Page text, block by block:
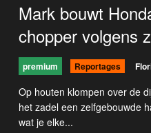
Mark bouwt
chopper volgens
premium Reportages
Op houten klompen over de
het zadel een zelfgebouwde
wat je elke...